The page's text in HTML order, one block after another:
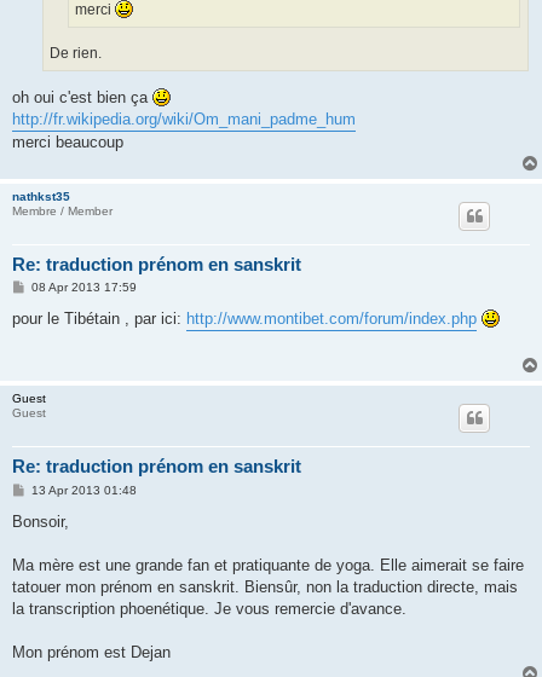
merci
De rien.
oh oui c'est bien ça
http://fr.wikipedia.org/wiki/Om_mani_padme_hum
merci beaucoup
nathkst35
Membre / Member
Re: traduction prénom en sanskrit
P
s
08 Apr 2013 17:59
pour le Tibétain , par ici: http://www.montibet.com/forum/index.php
Guest
Guest
Re: traduction prénom en sanskrit
P
s
13 Apr 2013 01:48
Bonsoir,
Ma mère est une grande fan et pratiquante de yoga. Elle aimerait se faire
tatouer mon prénom en sanskrit. Biensûr, non la traduction directe, mais
la transcription phoenétique. Je vous remercie d'avance.
Mon prénom est Dejan